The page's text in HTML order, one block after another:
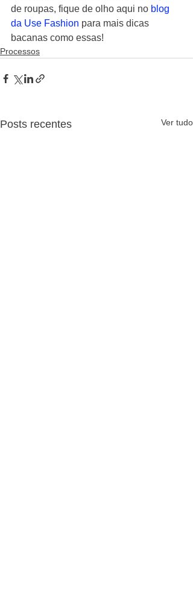
de roupas, fique de olho aqui no blog
da Use Fashion para mais dicas
bacanas como essas!
Processos
Posts recentes Ver tudo